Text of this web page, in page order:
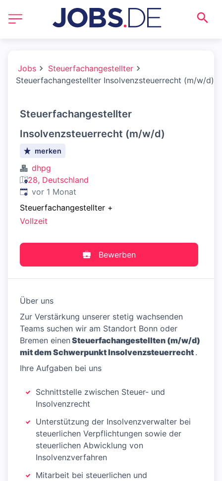
Jobs
Steuerfachangestellter
Steuerfachangestellter Insolvenzsteuerrecht (m/w/d)
Steuerfachangestellter
Insolvenzsteuerrecht (m/w/d)
merken
dhpg
28, Deutschland
Veröffentlicht:
vor 1 Monat
Steuerfachangestellter +
Vollzeit
Bewerben
Über uns
Zur Verstärkung unserer stetig wachsenden
Teams suchen wir am Standort Bonn oder
Bremen einenSteuerfachangestellten (m/w/d)
mit dem Schwerpunkt Insolvenzsteuerrecht .
Ihre Aufgaben bei uns
Schnittstelle zwischen Steuer- und
Insolvenzrecht
Unterstützung der Insolvenzverwalter bei
steuerlichen Verpflichtungen sowie der
steuerlichen Abwicklung von
Insolvenzverfahren
Mitarbeit bei steuerlichen und